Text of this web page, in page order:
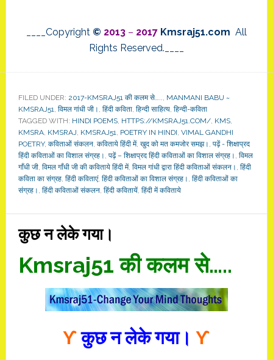
____Copyright © 2013– 2017 Kmsraj51.com All
Rights Reserved.____
FILED UNDER: 2017-KMSRAJ51 की कलम से….., MANMANI BABU ~
KMSRAJ51, विमल गांधी जी। , हिंदी कविता, हिन्दी साहित्य, हिन्दी-कविता
TAGGED WITH: HINDI POEMS, HTTPS://KMSRAJ51.COM/, KMS,
KMSRA, KMSRAJ, KMSRAJ51, POETRY IN HINDI, VIMAL GANDHI
POETRY, कविताओं संकलन, कविताये हिंदी में, खुद को मत कमजोर समझ। , पढ़ें - शिक्षाप्रद
हिंदी कविताओं का विशाल संग्रह। , पढ़ें – शिक्षाप्रद हिंदी कविताओं का विशाल संग्रह। , विमल
गाँधी जी, विमल गाँधी जी की कविताये हिंदी में, विमल गांधी द्वारा हिंदी कविताओं संकलन। , हिंदी
कविता का संग्रह, हिंदी कविताएं, हिंदी कविताओं का विशाल संग्रह। , हिंदी कविताओं का
संग्रह। , हिंदी कविताओं संकलन, हिंदी कवितायें, हिंदी में कविताये
कुछ न लेके गया।
Kmsraj51 की कलम से…..
ϒकुछ न लेके गया।ϒ